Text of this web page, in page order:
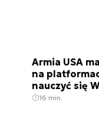
Armia USA
na
nauczyć się
16 min.